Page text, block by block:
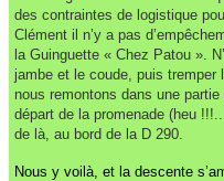
des contraintes de logistique
Clément il n’y a pas
la Guinguette « Chez Patou ».
jambe et le coude, puis tremper
nous remontons dans une
départ de la promenade (heu
de là, au bord de la D 290.
Nous y voilà, et la descente